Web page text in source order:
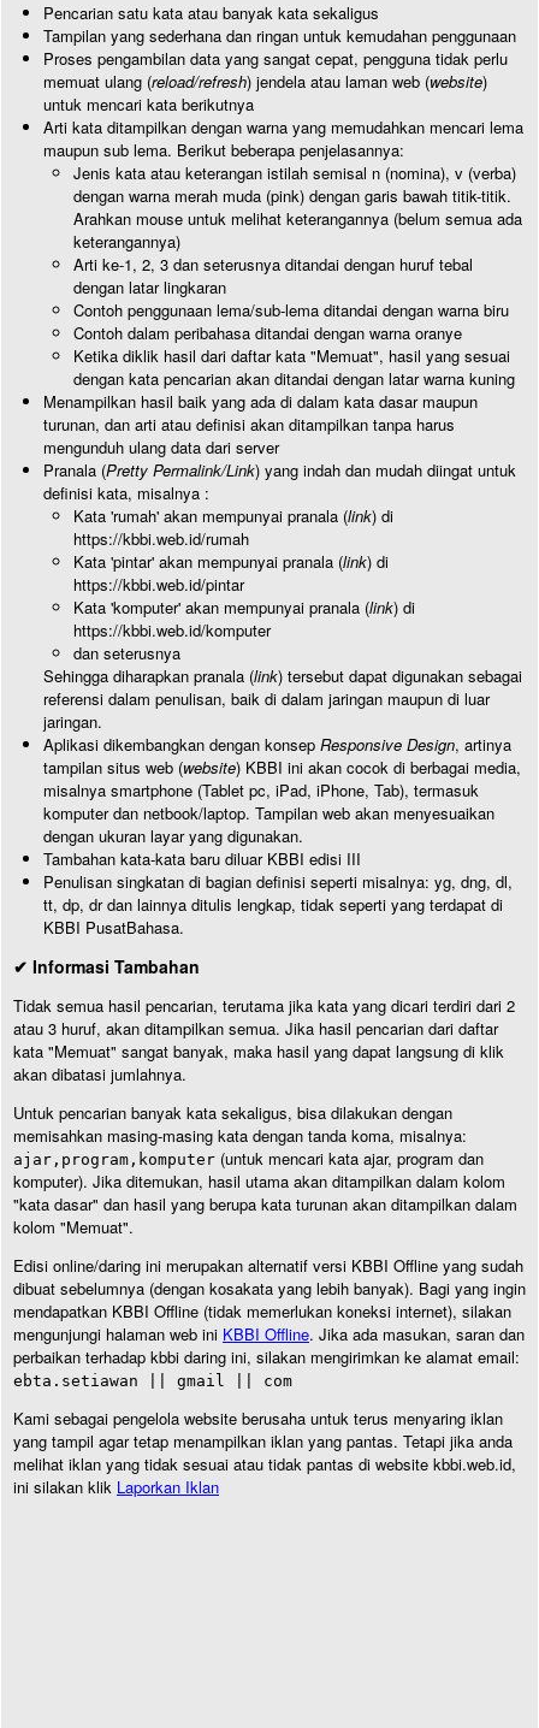
Pencarian satu kata atau banyak kata sekaligus
Tampilan yang sederhana dan ringan untuk kemudahan penggunaan
Proses pengambilan data yang sangat cepat, pengguna tidak perlu
memuat ulang (reload/refresh) jendela atau laman web (website)
untuk mencari kata berikutnya
Arti kata ditampilkan dengan warna yang memudahkan mencari lema
maupun sub lema. Berikut beberapa penjelasannya:
Jenis kata atau keterangan istilah semisal n (nomina), v (verba)
dengan warna merah muda (pink) dengan garis bawah titik-titik.
Arahkan mouse untuk melihat keterangannya (belum semua ada
keterangannya)
Arti ke-1, 2, 3 dan seterusnya ditandai dengan huruf tebal
dengan latar lingkaran
Contoh penggunaan lema/sub-lema ditandai dengan warna biru
Contoh dalam peribahasa ditandai dengan warna oranye
Ketika diklik hasil dari daftar kata "Memuat", hasil yang sesuai
dengan kata pencarian akan ditandai dengan latar warna kuning
Menampilkan hasil baik yang ada di dalam kata dasar maupun
turunan, dan arti atau definisi akan ditampilkan tanpa harus
mengunduh ulang data dari server
Pranala (Pretty Permalink/Link) yang indah dan mudah diingat untuk
definisi kata, misalnya :
Kata 'rumah' akan mempunyai pranala (link) di
https://kbbi.web.id/rumah
Kata 'pintar' akan mempunyai pranala (link) di
https://kbbi.web.id/pintar
Kata 'komputer' akan mempunyai pranala (link) di
https://kbbi.web.id/komputer
dan seterusnya
Sehingga diharapkan pranala (link) tersebut dapat digunakan sebagai
referensi dalam penulisan, baik di dalam jaringan maupun di luar
jaringan.
Aplikasi dikembangkan dengan konsep Responsive Design, artinya
tampilan situs web (website) KBBI ini akan cocok di berbagai media,
misalnya smartphone (Tablet pc, iPad, iPhone, Tab), termasuk
komputer dan netbook/laptop. Tampilan web akan menyesuaikan
dengan ukuran layar yang digunakan.
Tambahan kata-kata baru diluar KBBI edisi III
Penulisan singkatan di bagian definisi seperti misalnya: yg, dng, dl,
tt, dp, dr dan lainnya ditulis lengkap, tidak seperti yang terdapat di
KBBI PusatBahasa.
✔ Informasi Tambahan
Tidak semua hasil pencarian, terutama jika kata yang dicari terdiri dari 2
atau 3 huruf, akan ditampilkan semua. Jika hasil pencarian dari daftar
kata "Memuat" sangat banyak, maka hasil yang dapat langsung di klik
akan dibatasi jumlahnya.
Untuk pencarian banyak kata sekaligus, bisa dilakukan dengan
memisahkan masing-masing kata dengan tanda koma, misalnya:
ajar,program,komputer (untuk mencari kata ajar, program dan
komputer). Jika ditemukan, hasil utama akan ditampilkan dalam kolom
"kata dasar" dan hasil yang berupa kata turunan akan ditampilkan dalam
kolom "Memuat".
Edisi online/daring ini merupakan alternatif versi KBBI Offline yang sudah
dibuat sebelumnya (dengan kosakata yang lebih banyak). Bagi yang ingin
mendapatkan KBBI Offline (tidak memerlukan koneksi internet), silakan
mengunjungi halaman web ini KBBI Offline. Jika ada masukan, saran dan
perbaikan terhadap kbbi daring ini, silakan mengirimkan ke alamat email:
ebta.setiawan || gmail || com
Kami sebagai pengelola website berusaha untuk terus menyaring iklan
yang tampil agar tetap menampilkan iklan yang pantas. Tetapi jika anda
melihat iklan yang tidak sesuai atau tidak pantas di website kbbi.web.id,
ini silakan klik Laporkan Iklan